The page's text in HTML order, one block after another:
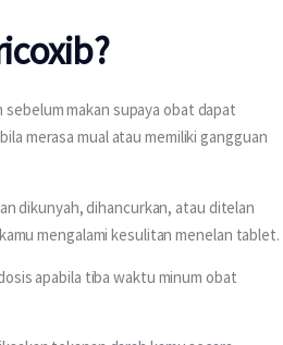
makan supaya obat dapat
merasa mual atau memiliki gangguan
dikunyah, dihancurkan, atau ditelan
mengalami kesulitan menelan tablet.
apabila tiba waktu minum obat